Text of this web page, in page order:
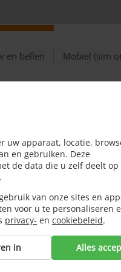
en bellen Mobiel (sim
dan
uw apparaat, locatie,
en gebruiken. Deze
de data die u zelf deelt op
van onze sites en
voor u te personaliseren
privacy- en cookiebeleid.
in Alles